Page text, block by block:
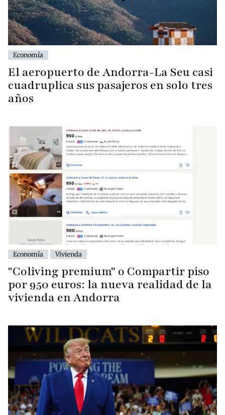
Economía
El aeropuerto de Andorra-La Seu casi
cuadruplica sus pasajeros en solo tres
años
Economía Vivienda
"Coliving premium" o Compartir piso
por 950 euros: la nueva realidad de la
vivienda en Andorra